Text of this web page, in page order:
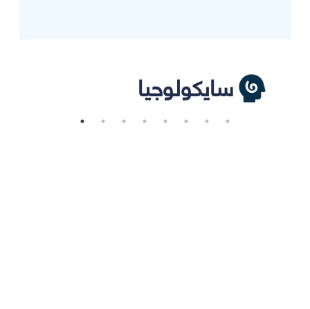
سايكولوجيا